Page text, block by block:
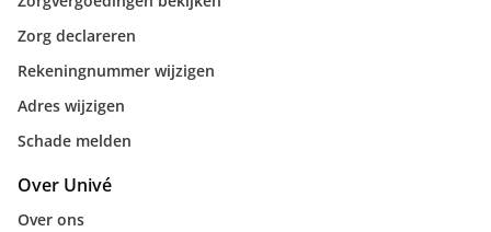
Zorg declareren
Rekeningnummer wijzigen
Adres wijzigen
Schade melden
Over Univé
Over ons